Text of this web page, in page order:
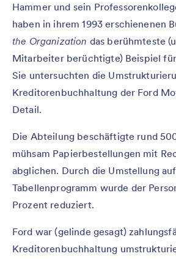
Hammer und sein
haben in ihrem 1993 erschienenen
the Organization das berühmteste
Mitarbeiter berüchtigte) Beispiel
Sie untersuchten die
Kreditorenbuchhaltung der Ford
Detail.
Die Abteilung beschäftigte rund
mühsam Papierbestellungen mit
abglichen. Durch die Umstellung
Tabellenprogramm wurde der
Prozent reduziert.
Ford war (gelinde gesagt)
Kreditorenbuchhaltung